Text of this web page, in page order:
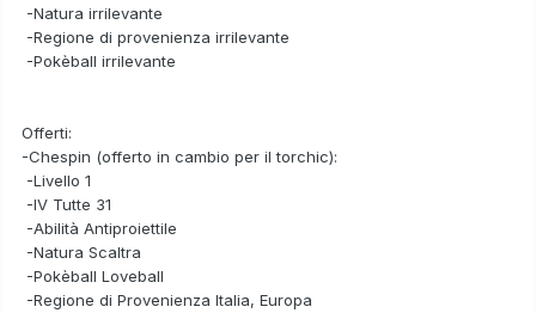
-Natura irrilevante
-Regione di provenienza irrilevante
-Pokèball irrilevante
Offerti:
-Chespin (offerto in cambio per il torchic):
-Livello 1
-IV Tutte 31
-Abilità Antiproiettile
-Natura Scaltra
-Pokèball Loveball
-Regione di Provenienza Italia, Europa